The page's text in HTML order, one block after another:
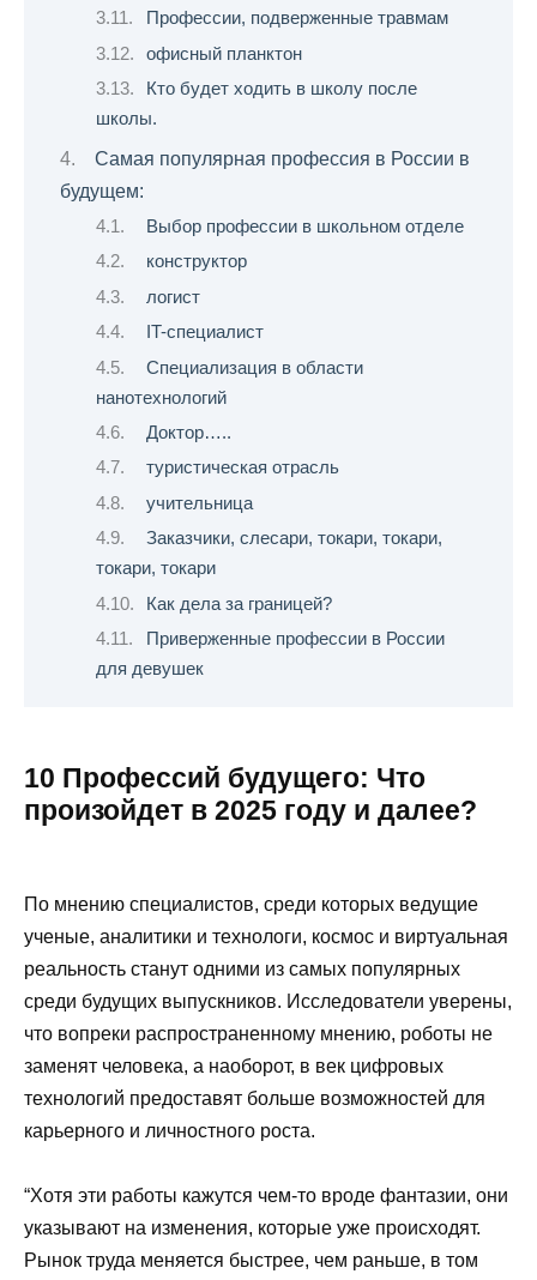
Профессии, подверженные травмам
офисный планктон
Кто будет ходить в школу после
школы.
Самая популярная профессия в России в
будущем:
Выбор профессии в школьном отделе
конструктор
логист
IT-специалист
Специализация в области
нанотехнологий
Доктор…..
туристическая отрасль
учительница
Заказчики, слесари, токари, токари,
токари, токари
Как дела за границей?
Приверженные профессии в России
для девушек
10 Профессий будущего: Что
произойдет в 2025 году и далее?
По мнению специалистов, среди которых ведущие
ученые, аналитики и технологи, космос и виртуальная
реальность станут одними из самых популярных
среди будущих выпускников. Исследователи уверены,
что вопреки распространенному мнению, роботы не
заменят человека, а наоборот, в век цифровых
технологий предоставят больше возможностей для
карьерного и личностного роста.
“Хотя эти работы кажутся чем-то вроде фантазии, они
указывают на изменения, которые уже происходят.
Рынок труда меняется быстрее, чем раньше, в том